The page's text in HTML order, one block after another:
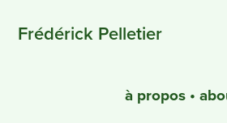
Frédérick Pelletier
à propos •